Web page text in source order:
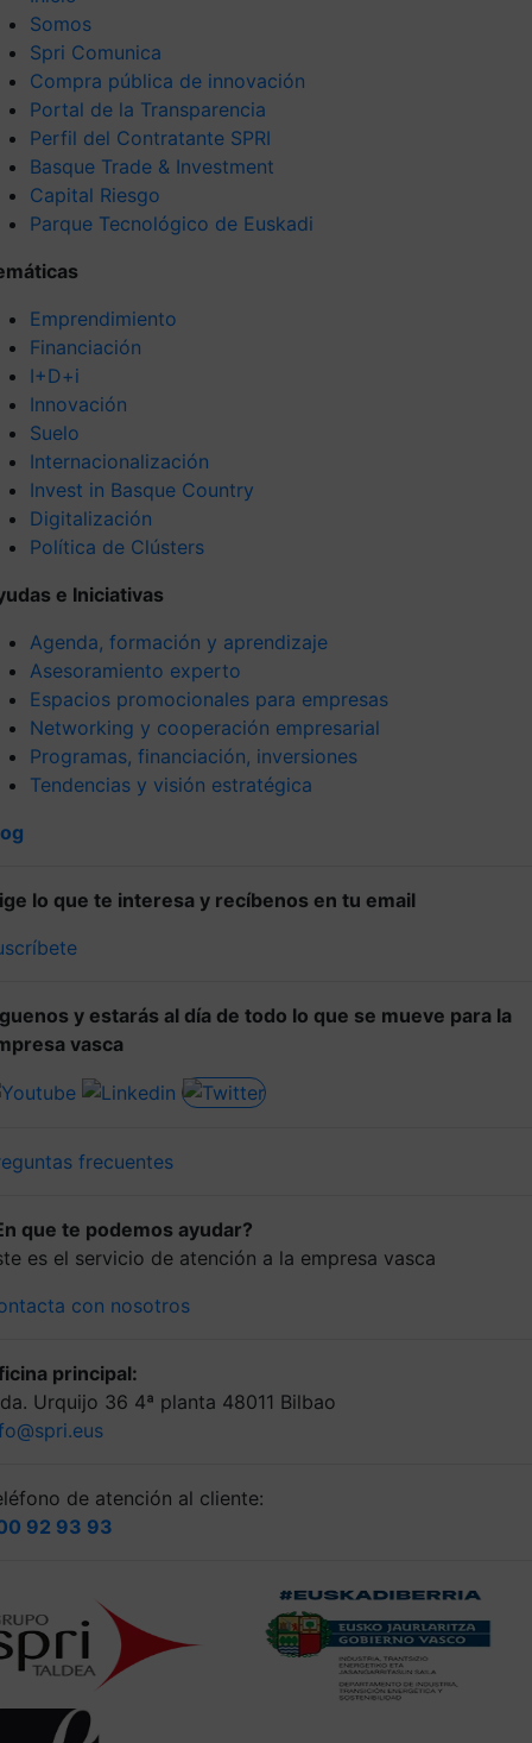
Somos
Spri Comunica
Compra pública de innovación
Portal de la Transparencia
Perfil del Contratante SPRI
Basque Trade & Investment
Capital Riesgo
Parque Tecnológico de Euskadi
Emprendimiento
Financiación
I+D+i
Innovación
Suelo
Internacionalización
Invest in Basque Country
Digitalización
Política de Clústers
e Iniciativas
Agenda, formación y aprendizaje
Asesoramiento experto
Espacios promocionales para empresas
Networking y cooperación empresarial
Programas, financiación, inversiones
Tendencias y visión estratégica
lo que te interesa y recíbenos en tu email
y estarás al día de todo lo que se mueve para la
vasca
frecuentes
que te podemos ayudar?
es el servicio de atención a la empresa vasca
con nosotros
principal:
Urquijo 36 4ª planta 48011 Bilbao
de atención al cliente:
92 93 93